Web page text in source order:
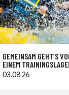
GEMEINSAM GEHT’S
EINEM
03.08.26